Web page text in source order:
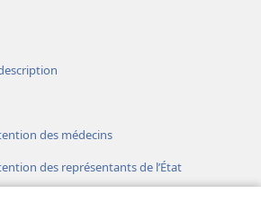
des médecins
des représentants de l’État